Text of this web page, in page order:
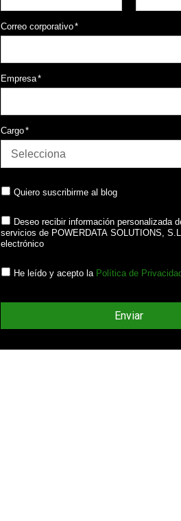
Correo corporativo*
Empresa*
Cargo*
Quiero suscribirme al blog
Deseo recibir información personalizada
servicios de POWERDATA SOLUTIONS,
electrónico
He leído y acepto la Política de